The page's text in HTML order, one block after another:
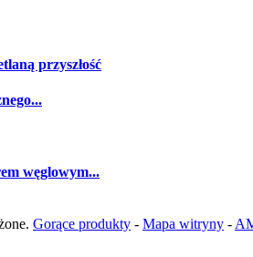
przyszłość
węglowym...
Gorące produkty - Mapa witryny -